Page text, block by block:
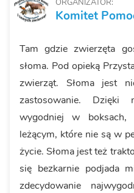
ORGANIZATOR:
Komitet
Tam gdzie zwierzęta
słoma. Pod opieką
zwierząt. Słoma jest
zastosowanie.
wygodniej w boksach,
leżącym, które nie są w
życie. Słoma jest też
się bezkarnie podjada
zdecydowanie